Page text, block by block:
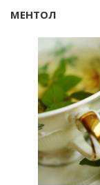
МЕНТОЛ